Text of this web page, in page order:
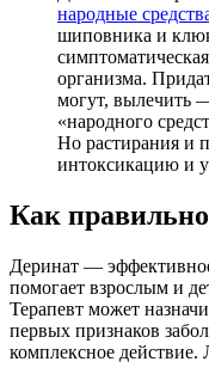
народные
шиповника и
организма.
могут, вылечить
«народного
Но растирания и
интоксикацию и
Как
Деринат —
помогает взрослым и
Терапевт может
первых признаков
комплексное действие.